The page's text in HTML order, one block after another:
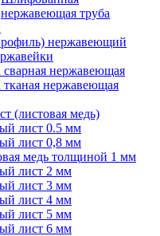
нержавеющая труба
нержавеющий
сварная нержавеющая
тканая нержавеющая
(листовая медь)
лист 0.5 мм
лист 0,8 мм
медь толщиной 1 мм
лист 2 мм
лист 3 мм
лист 4 мм
лист 5 мм
лист 6 мм